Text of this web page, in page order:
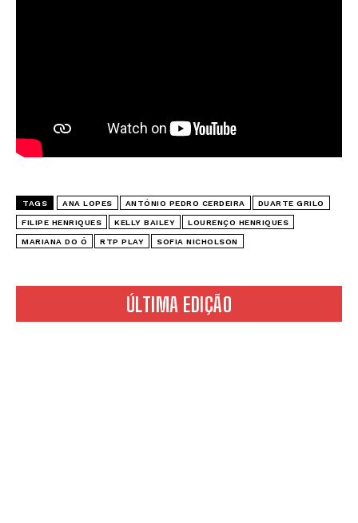
ÚLTIMA EDIÇÃO
TAGS ANA LOPES ANTÓNIO PEDRO CERDEIRA DUARTE GRILO
FILIPE HENRIQUES KELLY BAILEY LOURENÇO HENRIQUES
MARIANA DO Ó RTP PLAY SOFIA NICHOLSON